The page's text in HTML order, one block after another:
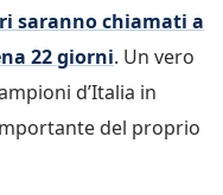
saranno chiamati a
22 giorni. Un vero
d’Italia in
del proprio